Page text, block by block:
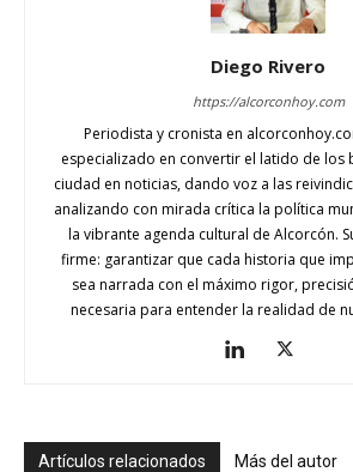
Diego Rivero
https://alcorconhoy.com
Periodista y cronista en
especializado en convertir el latido de los
ciudad en noticias, dando voz a las
analizando con mirada crítica la política
la vibrante agenda cultural de Alcorcón.
firme: garantizar que cada historia que
sea narrada con el máximo rigor,
necesaria para entender la realidad de
Artículos relacionados Más del autor